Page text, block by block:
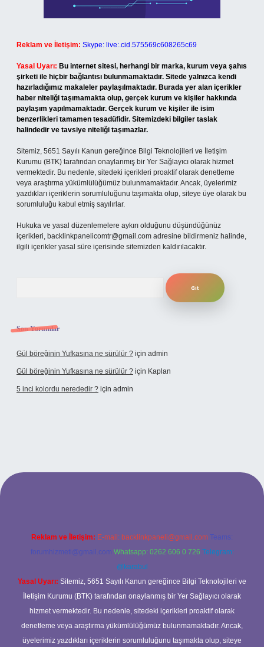
Reklam ve İletişim: Skype: live:.cid.575569c608265c69
Yasal Uyarı: Bu internet sitesi, herhangi bir marka, kurum veya şahıs
şirketi ile hiçbir bağlantısı bulunmamaktadır. Sitede yalnızca kendi
hazırladığımız makaleler paylaşılmaktadır. Burada yer alan içerikler
haber niteliği taşımamakta olup, gerçek kurum ve kişiler hakkında
paylaşım yapılmamaktadır. Gerçek kurum ve kişiler ile isim
benzerlikleri tamamen tesadüfidir. Sitemizdeki bilgiler taslak
halindedir ve tavsiye niteliği taşımazlar.
Sitemiz, 5651 Sayılı Kanun gereğince Bilgi Teknolojileri ve İletişim
Kurumu (BTK) tarafından onaylanmış bir Yer Sağlayıcı olarak hizmet
vermektedir. Bu nedenle, sitedeki içerikleri proaktif olarak denetleme
veya araştırma yükümlülüğümüz bulunmamaktadır. Ancak, üyelerimiz
yazdıkları içeriklerin sorumluluğunu taşımakta olup, siteye üye olarak bu
sorumluluğu kabul etmiş sayılırlar.
Hukuka ve yasal düzenlemelere aykırı olduğunu düşündüğünüz
içerikleri, backlinkpanelicomtr@gmail.com adresine bildirmeniz halinde,
ilgili içerikler yasal süre içerisinde sitemizden kaldırılacaktır.
Son Yorumlar
Gül böreğinin Yufkasına ne sürülür ? için admin
Gül böreğinin Yufkasına ne sürülür ? için Kaplan
5 inci kolordu nerededir ? için admin
www.tulipbet.online/
Reklam ve İletişim: E-mail: backlinkpaneli@gmail.com Teams:
forumhizmeti@gmail.com Whatsapp: 0262 606 0 726 Telegram:
@karabul
Yasal Uyarı: Sitemiz, 5651 Sayılı Kanun gereğince Bilgi Teknolojileri ve
İletişim Kurumu (BTK) tarafından onaylanmış bir Yer Sağlayıcı olarak
hizmet vermektedir. Bu nedenle, sitedeki içerikleri proaktif olarak
denetleme veya araştırma yükümlülüğümüz bulunmamaktadır. Ancak,
üyelerimiz yazdıkları içeriklerin sorumluluğunu taşımakta olup, siteye